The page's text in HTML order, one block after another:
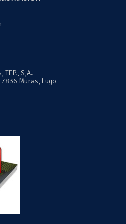
TEP., S,A.
Muras, Lugo